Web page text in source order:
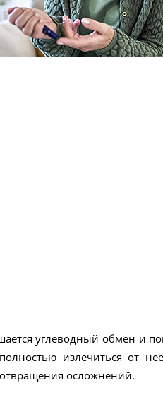
углеводный обмен и
излечиться от
осложнений.